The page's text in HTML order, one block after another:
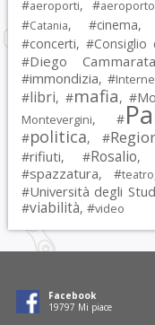
#aeroporti, #
#Catania, #cinema,
#concerti, #Consiglio
#Diego Cammarata
#immondizia, #
#libri, #mafia, #
Montevergini, #
#politica, #
#rifiuti, #Rosalio,
#spazzatura, #teatro
#Università degli
#viabilità, #video
Facebook
19797 Mi piace